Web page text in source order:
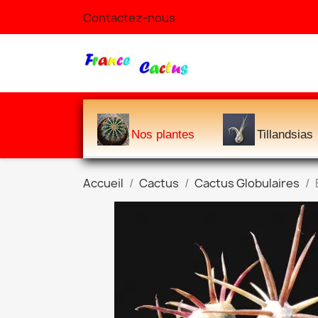
Contactez-nous
Nos plantes Tillandsias
Accueil Cactus Cactus Globulaires